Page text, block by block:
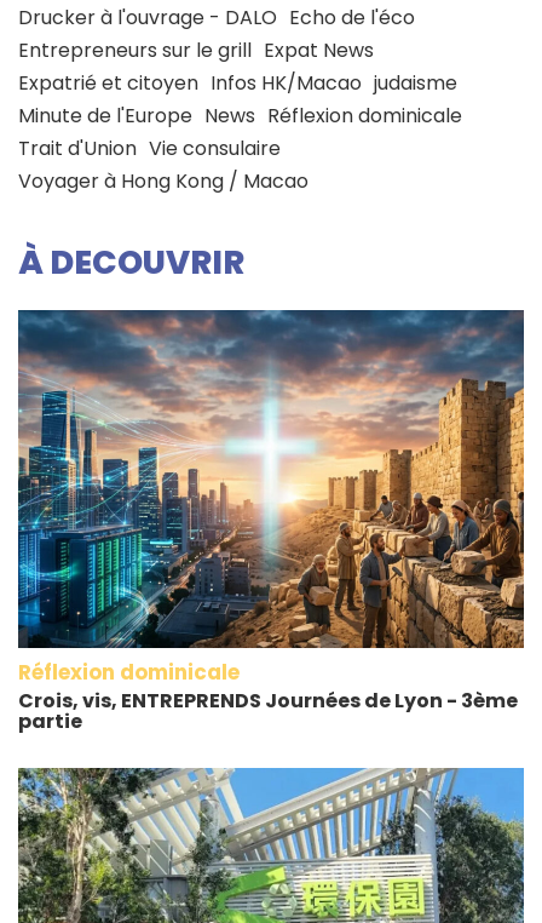
Drucker à l'ouvrage - DALO Echo de l'éco
Entrepreneurs sur le grill Expat News
Expatrié et citoyen Infos HK/Macao judaisme
Minute de l'Europe News Réflexion dominicale
Trait d'Union Vie consulaire
Voyager à Hong Kong / Macao
À DECOUVRIR
Réflexion dominicale
Crois, vis, ENTREPRENDS Journées de Lyon - 3ème
partie